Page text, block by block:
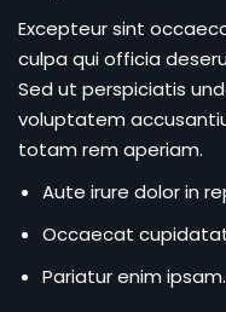
Excepteur sint
culpa qui officia
Sed ut perspiciatis
voluptatem
totam rem aperiam.
Aute irure dolor in
Occaecat
Pariatur enim ipsam.